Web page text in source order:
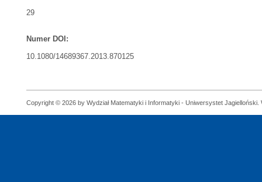
29
Numer DOI:
10.1080/14689367.2013.870125
Copyright © 2026 by Wydział Matematyki i Informatyki - Uniwersystet